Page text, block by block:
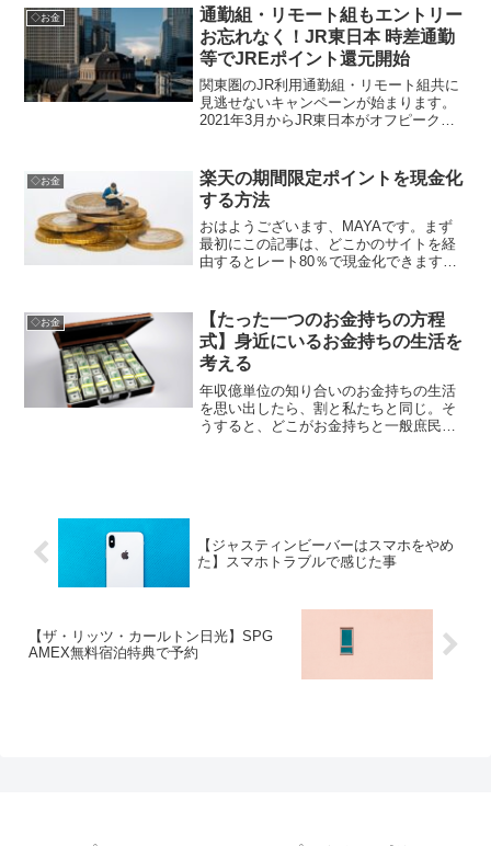
ックアップ。
◇お金
通勤組・リモート組もエントリー
お忘れなく！JR東日本 時差通勤
等でJREポイント還元開始
関東圏のJR利用通勤組・リモート組共に
見逃せないキャンペーンが始まります。
2021年3月からJR東日本がオフピークポ
での乗車）をスタートさせます。エント
リーしておいて損はないキャンペーンで
すのでお見逃しなく。
◇お金
楽天の期間限定ポイントを現金化
する方法
おはようございます、MAYAです。まず
最初にこの記事は、どこかのサイトを経
由するとレート80％で現金化できます
分」という経済圏の中で100％のレートで
換金するように...
◇お金
【たった一つのお金持ちの方程
式】身近にいるお金持ちの生活を
考える
年収億単位の知り合いのお金持ちの生活
を思い出したら、割と私たちと同じ。そ
うすると、どこがお金持ちと一般庶民は
【ジャスティンビーバーはスマホをやめ
た】スマホトラブルで感じた事
【ザ・リッツ・カールトン日光】SPG
AMEX無料宿泊特典で予約